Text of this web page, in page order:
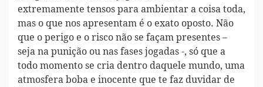
extremamente tensos para ambientar a coisa toda,
mas o que nos apresentam é o exato oposto. Não
que o perigo e o risco não se façam presentes –
seja na punição ou nas fases jogadas -, só que a
todo momento se cria dentro daquele mundo, uma
atmosfera boba e inocente que te faz duvidar de